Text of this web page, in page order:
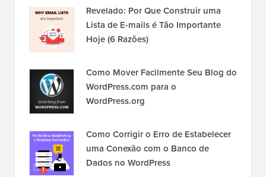
Revelado: Por Que Construir uma
Lista de E-mails é Tão Importante
Hoje (6 Razões)
Como Mover Facilmente Seu Blog do
WordPress.com para o
WordPress.org
Como Corrigir o Erro de Estabelecer
uma Conexão com o Banco de
Dados no WordPress